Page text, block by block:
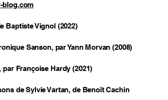
blog.com
Baptiste Vignol (2022)
Sanson, par Yann Morvan (2008)
Françoise Hardy (2021)
de Sylvie Vartan, de Benoît Cachin